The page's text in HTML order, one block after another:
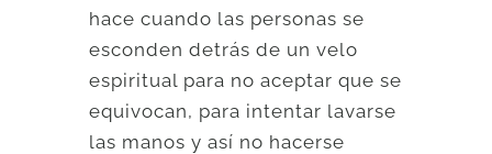
hace cuando las personas se
esconden detrás de un velo
espiritual para no aceptar que se
equivocan, para intentar lavarse
las manos y así no hacerse